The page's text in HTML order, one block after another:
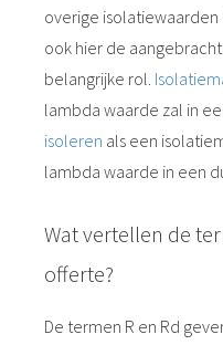
overige
ook hier de
belangrijke rol.
lambda waarde zal in
isoleren als een
lambda waarde in een
Wat vertellen de
offerte?
De termen R en Rd